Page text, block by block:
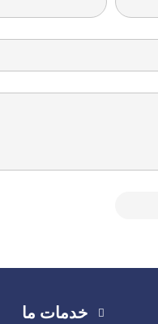
خدمات ما